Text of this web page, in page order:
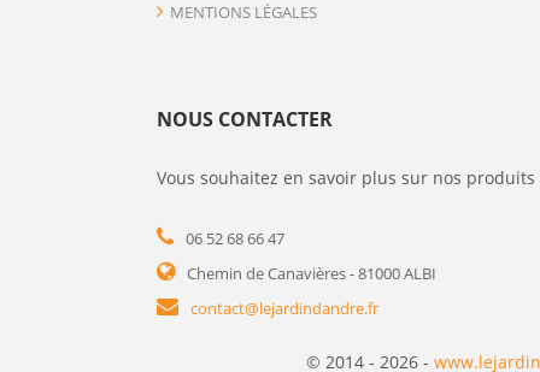
MENTIONS LÉGALES
NOUS CONTACTER
Vous souhaitez en savoir plus sur nos
06 52 68 66 47
Chemin de Canavières - 81000 ALBI
contact@lejardindandre.fr
© 2014 - 2026 -